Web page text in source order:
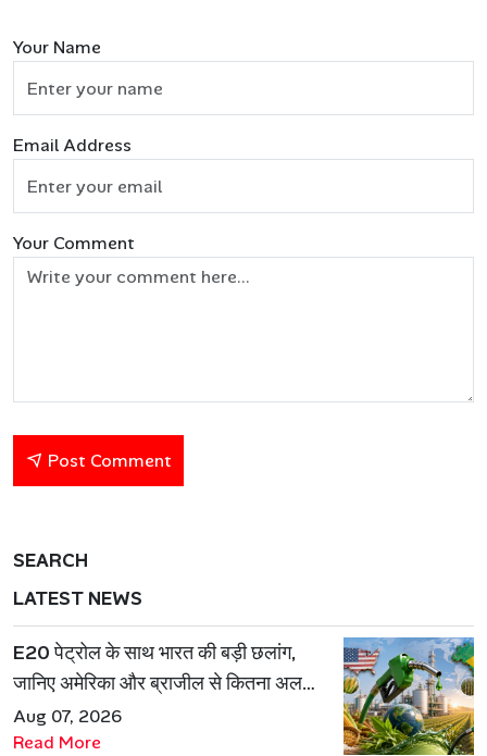
Your Name
Email Address
Your Comment
Post Comment
SEARCH
LATEST NEWS
E20 पेट्रोल के साथ भारत की बड़ी छलांग,
जानिए अमेरिका और ब्राजील से कितना अलग
है एथेनॉल मॉडल
Aug 07, 2026
Read More